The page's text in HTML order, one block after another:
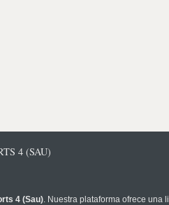
4 (SAU)
4 (Sau). Nuestra plataforma ofrece una